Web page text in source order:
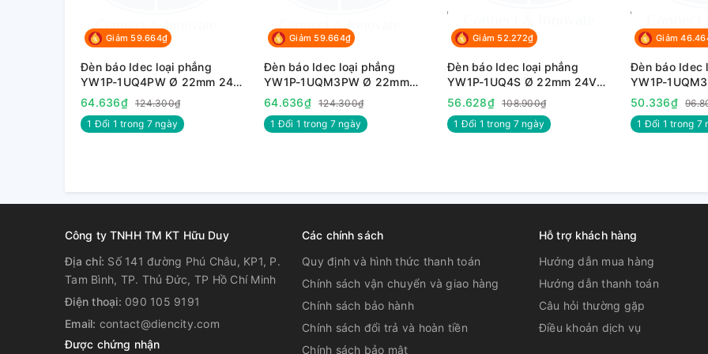
3. Tài liệu tham khảo :
+ Tải bảng giá
Giảm 59.664₫
Đèn báo Idec loại phẳng
YW1P-1UQ4PW Ø 22mm 24V
AC/DC màu trắng sáng
64.636₫
124.300₫
1 Đổi 1 trong 7 ngày
Giảm 59.664₫
Đèn báo Idec loại phẳng
YW1P-1UQM3PW Ø 22mm
220V AC/DC màu trắng sáng
64.636₫
124.300₫
1 Đổi 1 trong 7 ngày
Giảm 52.272₫
Đèn báo Idec loại phẳng
YW1P-1UQ4S Ø 22mm 24V
AC/DC màu xanh dương
56.628₫
108.900₫
1 Đổi 1 trong 7 ngày
Giảm
Đèn báo Idec
YW1P-
AC/DC màu
50.336₫
1 Đổi 1 trong 7
Công ty TNHH TM KT Hữu Duy
Địa chỉ: Số 141 đường Phú Châu, KP1, P.
Tam Bình, TP. Thủ Đức, TP Hồ Chí Minh
Điện thoại: 090 105 9191
Email: contact@diencity.com
Được chứng nhận
Các chính sách
Quy định và hình thức thanh toán
Chính sách vận chuyển và giao hàng
Chính sách bảo hành
Chính sách đổi trả và hoàn tiền
Chính sách bảo mật
Hỗ trợ khách hàng
Hướng dẫn mua hàng
Hướng dẫn thanh toán
Câu hỏi thường gặp
Điều khoản dịch vụ